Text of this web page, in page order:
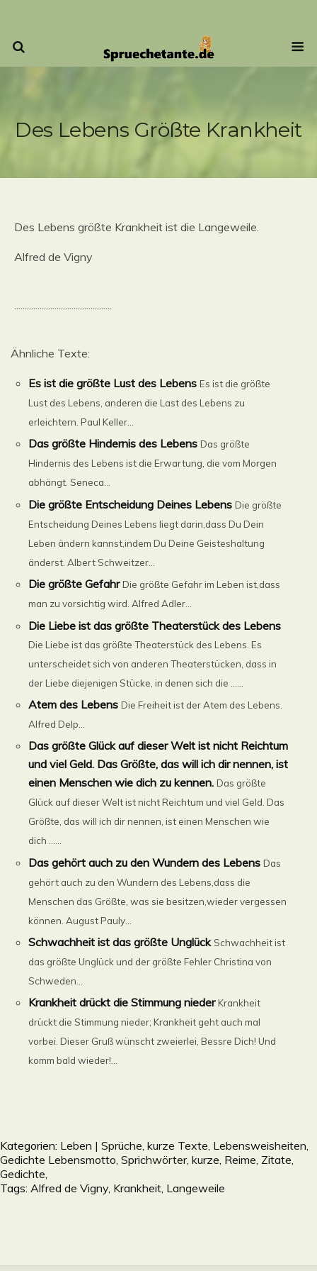
Des Lebens Größte Krankheit
Des Lebens größte Krankheit ist die Langeweile.
Alfred de Vigny
..............................................
Ähnliche Texte:
Es ist die größte Lust des Lebens Es ist die größte
Lust des Lebens, anderen die Last des Lebens zu
erleichtern. Paul Keller...
Das größte Hindernis des Lebens Das größte
Hindernis des Lebens ist die Erwartung, die vom Morgen
abhängt. Seneca...
Die größte Entscheidung Deines Lebens Die größte
Entscheidung Deines Lebens liegt darin,dass Du Dein
Leben ändern kannst,indem Du Deine Geisteshaltung
änderst. Albert Schweitzer...
Die größte Gefahr Die größte Gefahr im Leben ist,dass
man zu vorsichtig wird. Alfred Adler...
Die Liebe ist das größte Theaterstück des Lebens
Die Liebe ist das größte Theaterstück des Lebens. Es
unterscheidet sich von anderen Theaterstücken, dass in
der Liebe diejenigen Stücke, in denen sich die ......
Atem des Lebens Die Freiheit ist der Atem des Lebens.
Alfred Delp...
Das größte Glück auf dieser Welt ist nicht Reichtum
und viel Geld. Das Größte, das will ich dir nennen, ist
einen Menschen wie dich zu kennen. Das größte
Glück auf dieser Welt ist nicht Reichtum und viel Geld. Das
Größte, das will ich dir nennen, ist einen Menschen wie
dich ......
Das gehört auch zu den Wundern des Lebens Das
gehört auch zu den Wundern des Lebens,dass die
Menschen das Größte, was sie besitzen,wieder vergessen
können. August Pauly...
Schwachheit ist das größte Unglück Schwachheit ist
das größte Unglück und der größte Fehler Christina von
Schweden...
Krankheit drückt die Stimmung nieder Krankheit
drückt die Stimmung nieder; Krankheit geht auch mal
vorbei. Dieser Gruß wünscht zweierlei, Bessre Dich! Und
komm bald wieder!...
Kategorien: Leben | Sprüche, kurze Texte, Lebensweisheiten,
Gedichte Lebensmotto, Sprichwörter, kurze, Reime, Zitate,
Gedichte,
Tags: Alfred de Vigny, Krankheit Langeweile